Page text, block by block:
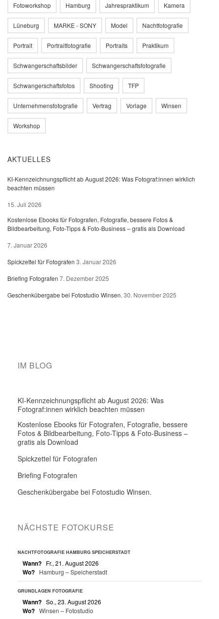
Fotoworkshop Hamburg Jahrespraktikum Kamera
Lüneburg MARKE - SONY Model Nachtfotografie
Portrait Portraitfotografie Portraits Praktikum
Schwangerschaftsbilder Schwangerschaftsfotografie
Schwangerschaftsfotos Shooting TFP
Unternehmensfotografie Vertrag Vorlage Winsen
Workshop
AKTUELLES
KI-Kennzeichnungspflicht ab August 2026: Was Fotograf:innen wirklich
beachten müssen
15. Juli 2026
Kostenlose Ebooks für Fotografen, Fotografie, bessere Fotos &
Bildbearbeitung, Foto-Tipps & Foto-Business – gratis als Download
7. Januar 2026
Spickzettel für Fotografen 3. Januar 2026
Briefing Fotografen 7. Dezember 2025
Geschenkübergabe bei Fotostudio Winsen. 30. November 2025
IM BLOG
KI-Kennzeichnungspflicht ab August 2026: Was
Fotograf:innen wirklich beachten müssen
Kostenlose Ebooks für Fotografen, Fotografie, bessere
Fotos & Bildbearbeitung, Foto-Tipps & Foto-Business –
gratis als Download
Spickzettel für Fotografen
Briefing Fotografen
Geschenkübergabe bei Fotostudio Winsen.
NÄCHSTE FOTOKURSE
NACHTFOTOGRAFIE HAMBURG SPEICHERSTADT
Wann? Fr., 21. August 2026
Wo? Hamburg – Speicherstadt
GRUNDLAGEN FOTOGRAFIE
Wann? So., 23. August 2026
Wo? Winsen – Fotostudio